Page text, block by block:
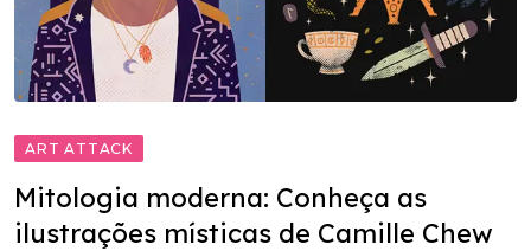
ART ATTACK
Mitologia moderna: Conheça as
ilustrações místicas de Camille Chew